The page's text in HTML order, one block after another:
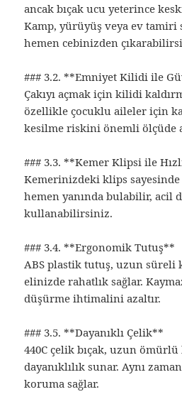
ancak bıçak ucu yeterince
Kamp, yürüyüş veya ev tamiri
hemen cebinizden
### 3.2. **Emniyet Kilidi ile
Çakıyı açmak için kilidi
özellikle çocuklu aileler için
kesilme riskini önemli ölçüde
### 3.3. **Kemer Klipsi ile
Kemerinizdeki klips sayesinde
hemen yanında bulabilir, acil
kullanabilirsiniz.
### 3.4. **Ergonomik Tutuş**
ABS plastik tutuş, uzun süreli
elinizde rahatlık sağlar.
düşürme ihtimalini azaltır.
### 3.5. **Dayanıklı Çelik**
440C çelik bıçak, uzun
dayanıklılık sunar. Aynı
koruma sağlar.